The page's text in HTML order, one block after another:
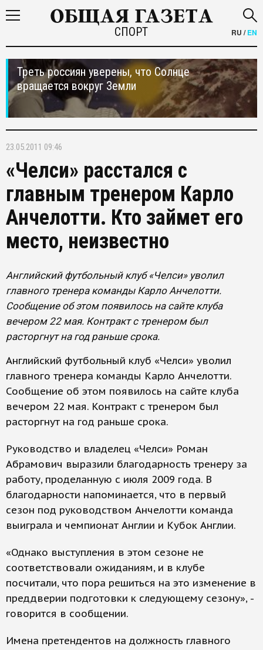
СПОРТ RU /EN
Треть россиян уверены, что Солнце
вращается вокруг Земли
23.05.2011 09:46
«Челси» расстался с
главным тренером Карло
Анчелотти. Кто займет его
место, неизвестно
Английский футбольный клуб «Челси» уволил
главного тренера команды Карло Анчелотти.
Сообщение об этом появилось на сайте клуба
вечером 22 мая. Контракт с тренером был
расторгнут на год раньше срока.
Английский футбольный клуб «Челси» уволил
главного тренера команды Карло Анчелотти.
Сообщение об этом появилось на сайте клуба
вечером 22 мая. Контракт с тренером был
расторгнут на год раньше срока.
Руководство и владелец «Челси» Роман
Абрамович выразили благодарность тренеру за
работу, проделанную с июля 2009 года. В
благодарности напоминается, что в первый
сезон под руководством Анчелотти команда
выиграла и чемпионат Англии и Кубок Англии.
«Однако выступления в этом сезоне не
соответствовали ожиданиям, и в клубе
посчитали, что пора решиться на это изменение в
преддверии подготовки к следующему сезону», -
говорится в сообщении.
Имена претендентов на должность главного